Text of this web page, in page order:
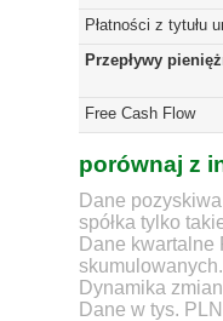
Płatności z tytułu
Przepływy
Free Cash Flow
porównaj z
Dane
spółka tylko
Dane
skumulowanych.
Dynamika
Dane w tys. PLN